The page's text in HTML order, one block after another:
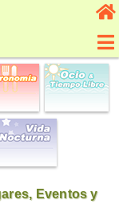
Eventos y